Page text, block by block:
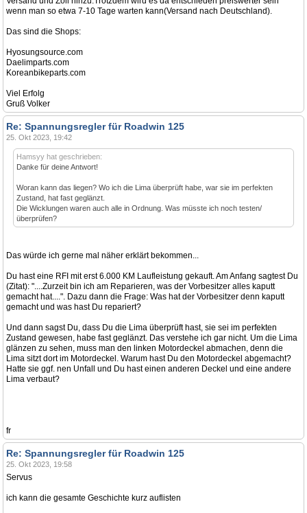
wenn man so etwa 7-10 Tage warten kann(Versand nach Deutschland).
Das sind die Shops:
Hyosungsource.com
Daelimparts.com
Koreanbikeparts.com
Viel Erfolg
Gruß Volker
Re: Spannungsregler für Roadwin 125
25. Okt 2023, 19:42
Hamsyy hat geschrieben:
Danke für deine Antwort!
Woran kann das liegen? Wo ich die Lima überprüft habe, war sie im perfekten
Zustand, hat fast geglänzt.
Die Wicklungen waren auch alle in Ordnung. Was müsste ich noch testen/
überprüfen?
Das würde ich gerne mal näher erklärt bekommen...
Du hast eine RFI mit erst 6.000 KM Laufleistung gekauft. Am Anfang sagtest Du
(Zitat): "....Zurzeit bin ich am Reparieren, was der Vorbesitzer alles kaputt
gemacht hat....". Dazu dann die Frage: Was hat der Vorbesitzer denn kaputt
gemacht und was hast Du repariert?
Und dann sagst Du, dass Du die Lima überprüft hast, sie sei im perfekten
Zustand gewesen, habe fast geglänzt. Das verstehe ich gar nicht. Um die Lima
glänzen zu sehen, muss man den linken Motordeckel abmachen, denn die
Lima sitzt dort im Motordeckel. Warum hast Du den Motordeckel abgemacht?
Hatte sie ggf. nen Unfall und Du hast einen anderen Deckel und eine andere
Lima verbaut?
fr
Re: Spannungsregler für Roadwin 125
25. Okt 2023, 19:58
Servus
ich kann die gesamte Geschichte kurz auflisten